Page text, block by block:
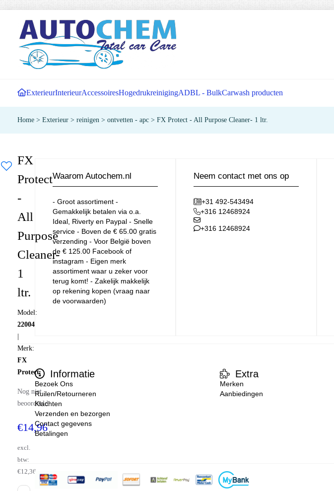
ExterieurInterieurAccessoiresHogedrukreinigingADBL - BulkCarwash producten
Home > Exterieur > reinigen > ontvetten - apc > FX Protect - All Purpose Cleaner- 1 ltr.
FX
Protect
-
All
Purpose
Cleaner-
1
ltr.
Model:
22004
Merk:
FX
Protect
Nog niet
beoordeeld
€14,96
excl.
btw:
€12,36
Waarom Autochem.nl
- Groot assortiment -
Gemakkelijk betalen via o.a.
Ideal, Riverty en Paypal - Snelle
service - Boven de € 65.00 gratis
verzending - Voor België boven
de € 125.00 Facebook of
instagram - Eigen merk
assortiment waar u zeker voor
terug komt! - Zakelijk makkelijk
op rekening kopen (vraag naar
de voorwaarden)
Neem contact met ons op
+31 492-543494
+316 12468924
+316 12468924
Informatie
Bezoek Ons
Ruilen/Retourneren
Klachten
Verzenden en bezorgen
Contact gegevens
Betalingen
Extra
Merken
Aanbiedingen